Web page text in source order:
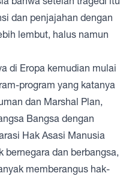
dan penjajahan dengan
lembut, halus namun
di Eropa kemudian mulai
program yang katanya
dan Marshal Plan,
Bangsa dengan
Hak Asasi Manusia
bernegara dan berbangsa,
memberangus hak-